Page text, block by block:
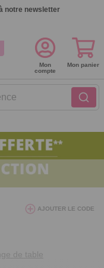
notre newsletter
Mon
compte
Mon panier
AJOUTER LE CODE
de table